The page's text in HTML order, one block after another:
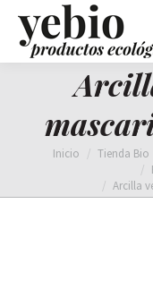
Estás aquí:
Inicio Tienda Bio
Arcilla